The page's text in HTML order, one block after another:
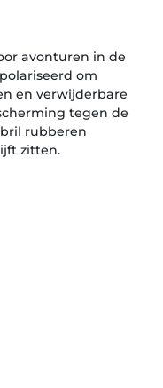
avonturen in de
om
en verwijderbare
tegen de
rubberen
zitten.